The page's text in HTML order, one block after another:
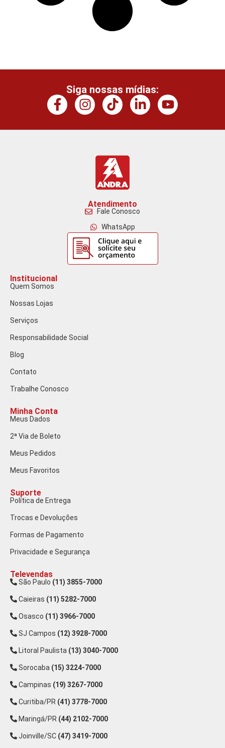
Siga nossas mídias:
Atendimento
Fale Conosco
WhatsApp
Institucional
Quem Somos
Nossas Lojas
Serviços
Responsabilidade Social
Blog
Contato
Trabalhe Conosco
Minha Conta
Meus Dados
2ª Via de Boleto
Meus Pedidos
Meus Favoritos
Suporte
Política de Entrega
Trocas e Devoluções
Formas de Pagamento
Privacidade e Segurança
Televendas
São Paulo (11) 3855-7000
Caieiras (11) 5282-7000
Osasco (11) 3966-7000
SJ Campos (12) 3928-7000
Litoral Paulista (13) 3040-7000
Sorocaba (15) 3224-7000
Campinas (19) 3267-7000
Curitiba/PR (41) 3778-7000
Maringá/PR (44) 2102-7000
Joinville/SC (47) 3419-7000